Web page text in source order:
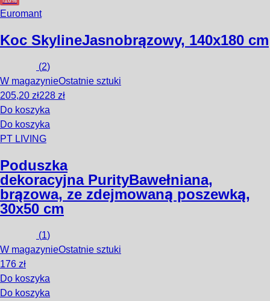
Euromant
Koc SkylineJasnobrązowy, 140x180 cm
(2)
W magazynieOstatnie sztuki
205,20 zł228 zł
Do koszyka
Do koszyka
PT LIVING
Poduszka
dekoracyjna PurityBawełniana,
brązowa, ze zdejmowaną poszewką,
30x50 cm
(1)
W magazynieOstatnie sztuki
176 zł
Do koszyka
Do koszyka